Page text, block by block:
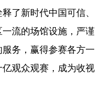
了新时代中国可信、
流的场馆设施，严谨
务，赢得参赛各方一
观众观赛，成为收视